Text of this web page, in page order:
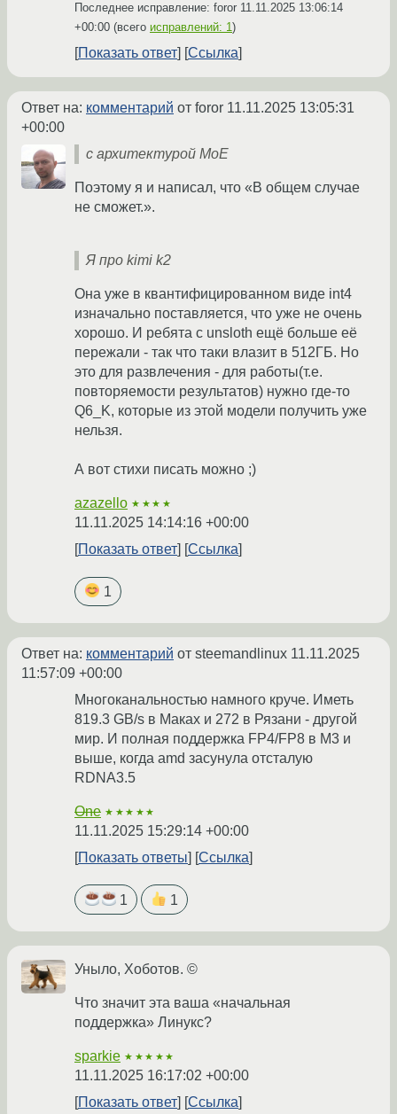
Последнее исправление: foror 11.11.2025 13:06:14
+00:00 (всего исправлений: 1)
Показать ответ Ссылка
Ответ на: комментарий от foror 11.11.2025 13:05:31
+00:00
с архитектурой MoE
Поэтому я и написал, что «В общем случае
не сможет.».
Я про kimi k2
Она уже в квантифицированном виде int4
изначально поставляется, что уже не очень
хорошо. И ребята с unsloth ещё больше её
пережали - так что таки влазит в 512ГБ. Но
это для развлечения - для работы(т.е.
повторяемости результатов) нужно где-то
Q6_K, которые из этой модели получить уже
нельзя.
А вот стихи писать можно ;)
azazello ★★★★
11.11.2025 14:14:16 +00:00
Показать ответ
Ссылка
1
Ответ на: комментарий от steemandlinux 11.11.2025
11:57:09 +00:00
Многоканальностью намного круче. Иметь
819.3 GB/s в Маках и 272 в Рязани - другой
мир. И полная поддержка FP4/FP8 в M3 и
выше, когда amd засунула отсталую
RDNA3.5
One ★★★★★
11.11.2025 15:29:14 +00:00
Показать ответы
Ссылка
1 1
Уныло, Хоботов. ©
Что значит эта ваша «начальная
поддержка» Линукс?
sparkie ★★★★★
11.11.2025 16:17:02 +00:00
Показать ответ
Ссылка